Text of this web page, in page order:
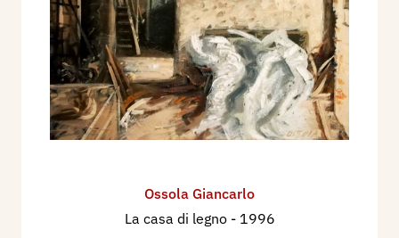
Ossola Giancarlo
La casa di legno - 1996